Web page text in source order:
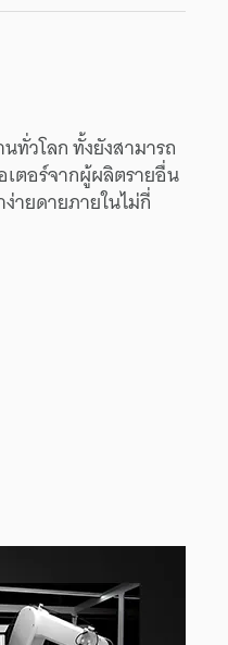
นทั่วโลกทั้งยังสามารถ
ตอร์จากผู้ผลิตรายอื่น
ง่ายดายภายในไม่กี่